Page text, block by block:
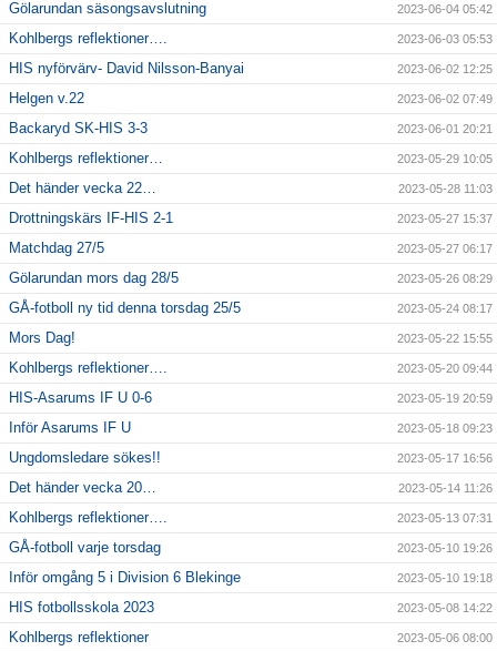
Gölarundan säsongsavslutning 2023-06-04 05:42
Kohlbergs reflektioner…. 2023-06-03 05:53
HIS nyförvärv- David Nilsson-Banyai 2023-06-02 12:25
Helgen v.22 2023-06-02 07:49
Backaryd SK-HIS 3-3 2023-06-01 20:21
Kohlbergs reflektioner… 2023-05-29 10:05
Det händer vecka 22… 2023-05-28 11:03
Drottningskärs IF-HIS 2-1 2023-05-27 15:37
Matchdag 27/5 2023-05-27 06:17
Gölarundan mors dag 28/5 2023-05-26 08:29
GÅ-fotboll ny tid denna torsdag 25/5 2023-05-24 08:17
Mors Dag! 2023-05-22 15:55
Kohlbergs reflektioner…. 2023-05-20 09:44
HIS-Asarums IF U 0-6 2023-05-19 20:59
Inför Asarums IF U 2023-05-18 09:23
Ungdomsledare sökes!! 2023-05-17 16:56
Det händer vecka 20… 2023-05-14 11:26
Kohlbergs reflektioner…. 2023-05-13 07:31
GÅ-fotboll varje torsdag 2023-05-10 19:26
Inför omgång 5 i Division 6 Blekinge 2023-05-10 19:18
HIS fotbollsskola 2023 2023-05-08 14:22
Kohlbergs reflektioner 2023-05-06 08:00